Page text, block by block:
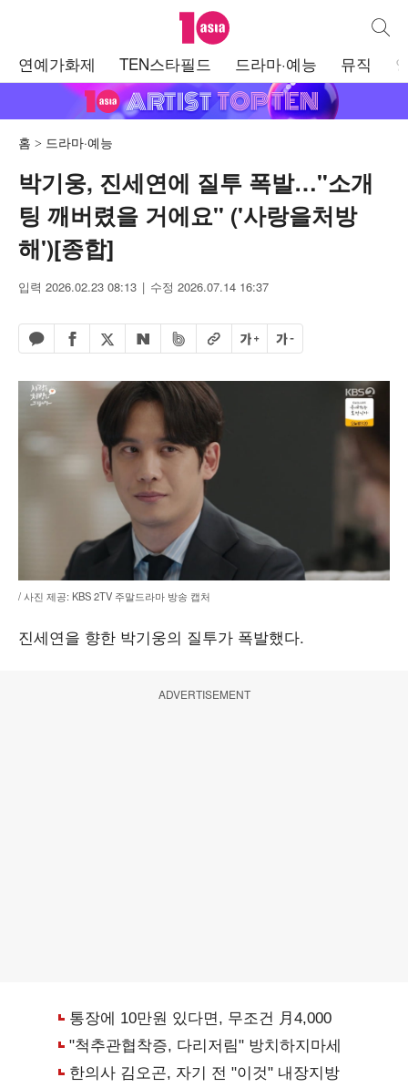
텐아시아 통합
연예가화제 TEN스타필드 드라마·예능 뮤직
홈 드라마·예능
박기웅, 진세연에 질투 폭발…"소개
팅 깨버렸을 거에요" ('사랑을처방
해')[종합]
입력 2026.02.23 08:13 수정 2026.07.14 16:37
카카오톡 공유하기
페이스북 공유하기
엑스 공유하기
네이버 공유하기
밴드 공유하기
URL복사글자 크게글자 작게
/ 사진 제공: KBS 2TV 주말드라마 방송 캡처
진세연을 향한 박기웅의 질투가 폭발했다.
ADVERTISEMENT